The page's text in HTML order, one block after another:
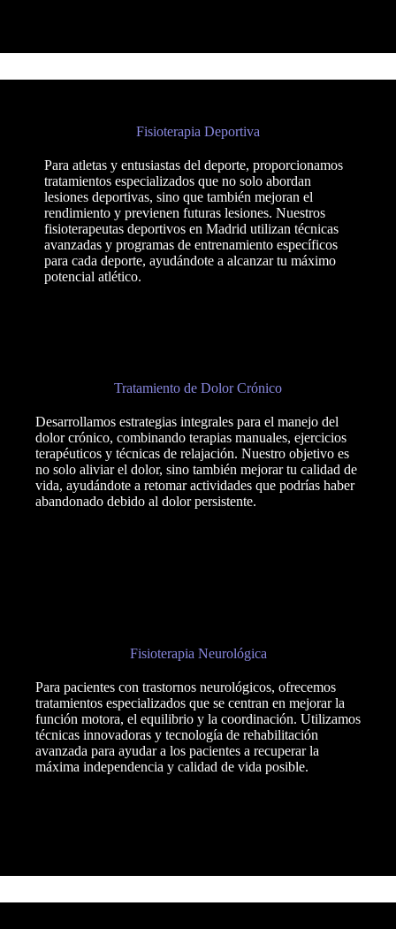
Fisioterapia Deportiva
Para atletas y entusiastas del deporte, proporcionamos
tratamientos especializados que no solo abordan
lesiones deportivas, sino que también mejoran el
rendimiento y previenen futuras lesiones. Nuestros
fisioterapeutas deportivos en Madrid utilizan técnicas
avanzadas y programas de entrenamiento específicos
para cada deporte, ayudándote a alcanzar tu máximo
potencial atlético.
Tratamiento de Dolor Crónico
Desarrollamos estrategias integrales para el manejo del
dolor crónico, combinando terapias manuales, ejercicios
terapéuticos y técnicas de relajación. Nuestro objetivo es
no solo aliviar el dolor, sino también mejorar tu calidad de
vida, ayudándote a retomar actividades que podrías haber
abandonado debido al dolor persistente.
Fisioterapia Neurológica
Para pacientes con trastornos neurológicos, ofrecemos
tratamientos especializados que se centran en mejorar la
función motora, el equilibrio y la coordinación. Utilizamos
técnicas innovadoras y tecnología de rehabilitación
avanzada para ayudar a los pacientes a recuperar la
máxima independencia y calidad de vida posible.